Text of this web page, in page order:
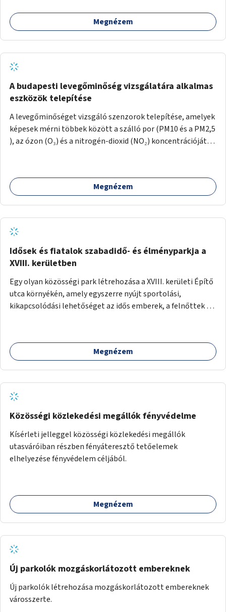
Megnézem
A budapesti levegőminőség vizsgálatára alkalmas
eszközök telepítése
A levegőminőséget vizsgáló szenzorok telepítése, amelyek
képesek mérni többek között a szálló por (PM10 és a PM2,5
), az ózon (O₃) és a nitrogén-dioxid (NO₂) koncentrációját,
páratartalmat. A gyűjtött adatok egy online platformon
(webes felület és mobilalkalmazás) lennének elérhetők,
Megnézem
Idősek és fiatalok szabadidő- és élményparkja a
XVIII. kerületben
Egy olyan közösségi park létrehozása a XVIII. kerületi Építő
utca környékén, amely egyszerre nyújt sportolási,
kikapcsolódási lehetőséget az idős emberek, a felnőttek és
Megnézem
Közösségi közlekedési megállók fényvédelme
Kísérleti jelleggel közösségi közlekedési megállók
utasváróiban részben fényáteresztő tetőelemek
elhelyezése fényvédelem céljából.
Megnézem
Új parkolók mozgáskorlátozott embereknek
Új parkolók létrehozása mozgáskorlátozott embereknek
városszerte.